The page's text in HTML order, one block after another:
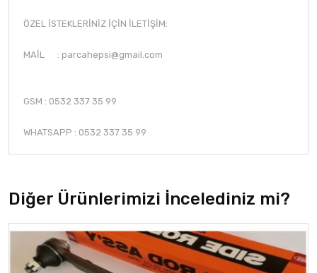
ÖZEL İSTEKLERİNİZ İÇİN İLETİŞİM:
MAİL : parcahepsi@gmail.com
GSM : 0532 337 35 99
WHATSAPP : 0532 337 35 99
Diğer Ürünlerimizi İncelediniz mi?